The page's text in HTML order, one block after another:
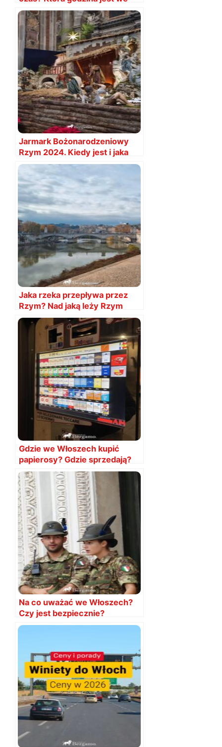
Włoszech?
Jarmark Bożonarodzeniowy
Rzym 2024. Kiedy jest i jaka
data?
Jaka rzeka przepływa przez
Rzym? Nad jaką leży Rzym
Gdzie we Włoszech kupić
papierosy? Gdzie sprzedają?
Na co uważać we Włoszech?
Czy jest bezpiecznie?